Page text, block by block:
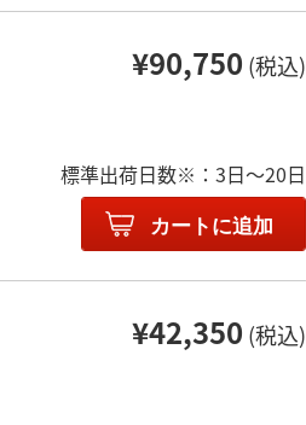
¥90,750 (税込)
標準出荷日数※：3日～20日
カートに追加
¥42,350 (税込)